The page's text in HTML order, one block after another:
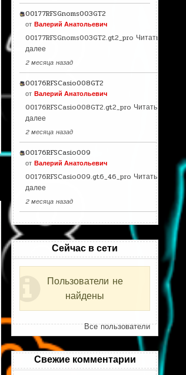
00177RFSGnoms003GT2
от Валерий Анатольевич
00177RFSGnoms003GT2.gt2_pro Читать
далее
2 месяца назад
00176RFSCasio008GT2
от Валерий Анатольевич
00176RFSCasio008GT2.gt2_pro Читать
далее
2 месяца назад
00176RFSCasio009
от Валерий Анатольевич
00176RFSCasio009.gt6_46_pro Читать
далее
2 месяца назад
Сейчас в сети
Пользователи не
найдены
Все пользователи
Свежие комментарии